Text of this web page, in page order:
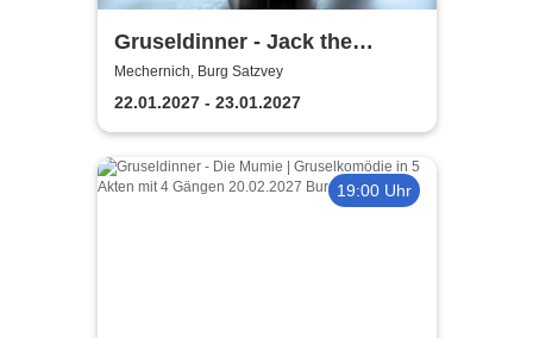
Gruseldinner - Jack the
Ripper
Mechernich, Burg Satzvey
22.01.2027 - 23.01.2027
19:00 Uhr